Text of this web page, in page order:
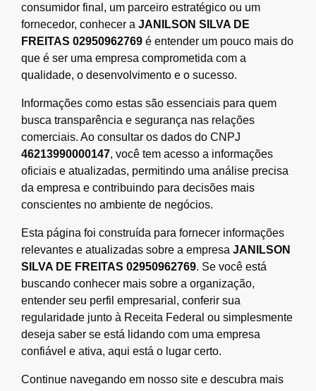
consumidor final, um parceiro estratégico ou um
fornecedor, conhecer a JANILSON SILVA DE
FREITAS 02950962769 é entender um pouco mais do
que é ser uma empresa comprometida com a
qualidade, o desenvolvimento e o sucesso.
Informações como estas são essenciais para quem
busca transparência e segurança nas relações
comerciais. Ao consultar os dados do CNPJ
46213990000147, você tem acesso a informações
oficiais e atualizadas, permitindo uma análise precisa
da empresa e contribuindo para decisões mais
conscientes no ambiente de negócios.
Esta página foi construída para fornecer informações
relevantes e atualizadas sobre a empresa JANILSON
SILVA DE FREITAS 02950962769. Se você está
buscando conhecer mais sobre a organização,
entender seu perfil empresarial, conferir sua
regularidade junto à Receita Federal ou simplesmente
deseja saber se está lidando com uma empresa
confiável e ativa, aqui está o lugar certo.
Continue navegando em nosso site e descubra mais